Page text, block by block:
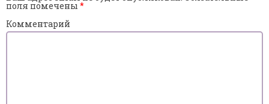
поля помечены *
Комментарий